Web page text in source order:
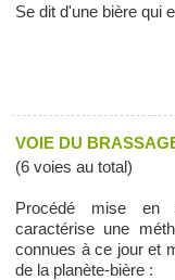
Se dit d'une bière qui
VOIE DU
(6 voies au total)
Procédé mise en
caractérise une
connues à ce jour et
de la planète-bière :